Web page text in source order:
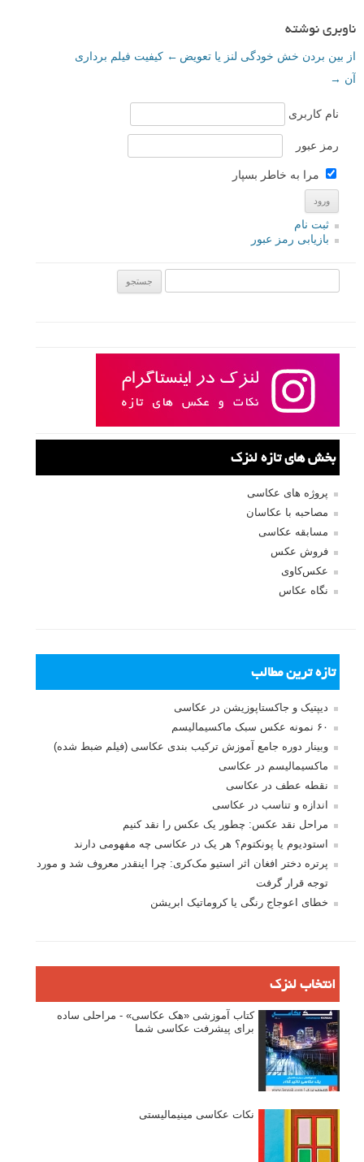
ناوبری نوشته
← کیفیت فیلم برداری
از بین بردن خش خودگی لنز یا تعویض
آن →
نام کاربری
رمز عبور
مرا به خاطر بسپار
ثبت نام
بازیابی رمز عبور
بخش های تازه لنزک
پروژه های عکاسی
مصاحبه با عکاسان
مسابقه عکاسی
فروش عکس
عکس‌کاوی
نگاه عکاس
تازه ترین مطالب
دیپتیک و جاکستا‌پوزیشن در عکاسی
۶۰ نمونه عکس سبک ماکسیمالیسم
وبینار دوره جامع آموزش ترکیب بندی عکاسی (فیلم ضبط شده)
ماکسیمالیسم در عکاسی
نقطه عطف در عکاسی
اندازه و تناسب در عکاسی
مراحل نقد عکس: چطور یک عکس را نقد کنیم
استودیوم یا پونکتوم؟ هر یک در عکاسی چه مفهومی دارند
پرتره دختر افغان اثر استیو مک‌کری: چرا اینقدر معروف شد و مورد
توجه قرار گرفت
خطای اعوجاج رنگی یا کروماتیک ابریشن
انتخاب لنزک
کتاب آموزشی «هک عکاسی» - مراحلی ساده
برای پیشرفت عکاسی شما
نکات عکاسی مینیمالیستی